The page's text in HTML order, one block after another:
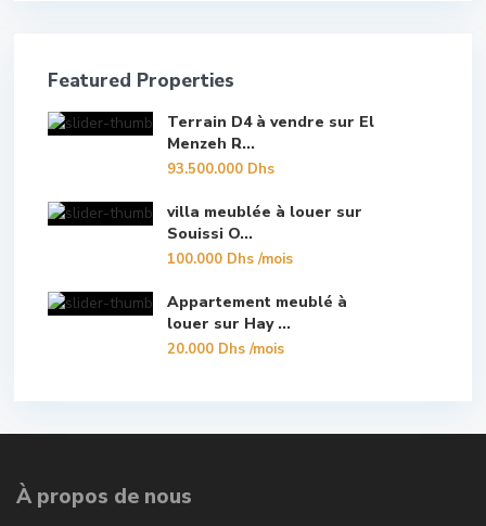
Featured Properties
Terrain D4 à vendre sur El
Menzeh R...
93.500.000 Dhs
villa meublée à louer sur
Souissi O...
100.000 Dhs/mois
Appartement meublé à
louer sur Hay ...
20.000 Dhs/mois
À propos de nous